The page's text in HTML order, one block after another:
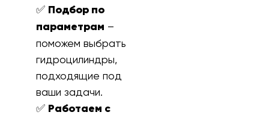
✅ Подбор по
параметрам –
поможем выбрать
гидроцилиндры,
подходящие под
ваши задачи.
✅ Работаем с